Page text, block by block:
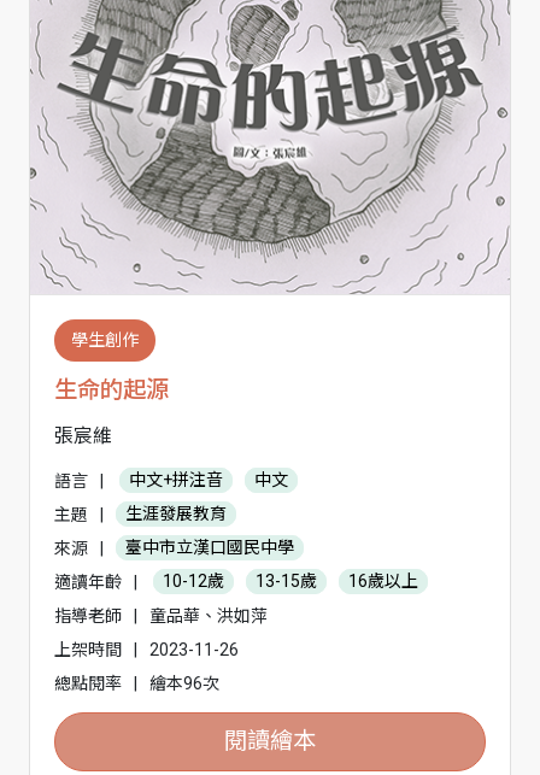
學生創作
生命的起源
張宸維
語言 | 中文+拼注音
中文
主題
|
生涯發展教育
來源
|
臺中市立漢口國民中學
適讀年齡
| 10-12歲 13-15歲
16歲以上
指導老師
|
童品華、洪如萍
上架時間
|
2023-11-26
總點閱率
| 繪本96次
閱讀繪本